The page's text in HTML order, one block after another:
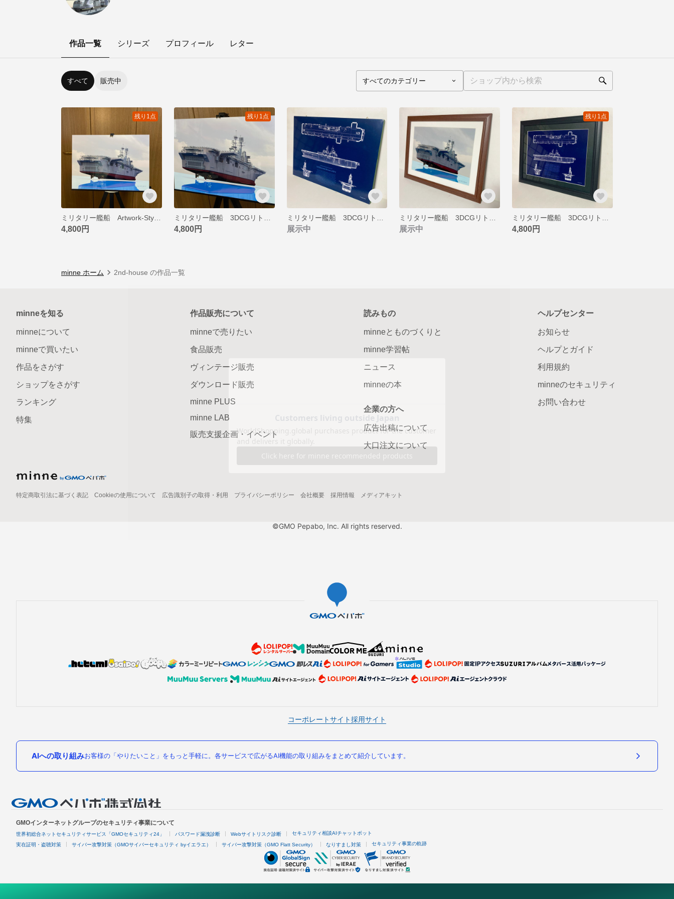
作品一覧 シリーズ プロフィール レター
すべて 販売中
残り1点
4,800円
残り1点
4,800円 展示中 展示中
残り1点
4,800円
minne ホーム 2nd-house の作品一覧
minneを知る
minneについて
minneで買いたい
作品をさがす
ショップをさがす
ランキング
特集
作品販売について
minneで売りたい
食品販売
ヴィンテージ販売
ダウンロード販売
minne PLUS
minne LAB
販売支援企画・イベント
読みもの
minneとものづくりと
minne学習帖
ニュース
minneの本
企業の方へ
広告出稿について
大口注文について
ヘルプセンター
お知らせ
ヘルプとガイド
利用規約
minneのセキュリティ
お問い合わせ
特定商取引法に基づく表記 Cookieの使用について 広告識別子の取得・利用 プライバシーポリシー 会社概要 採用情報 メディアキット
©GMO Pepabo, Inc. All rights reserved.
コーポレートサイト採用サイト
AIへの取り組みお客様の「やりたいこと」をもっと手軽に。各サービスで広がるAI機能の取り組みをまとめて紹介しています。
GMOインターネットグループのセキュリティ事業について
世界初総合ネットセキュリティサービス「GMOセキュリティ24」 パスワード漏洩診断 Webサイトリスク診断 セキュリティ相談AIチャットボット
実在証明・盗聴対策 サイバー攻撃対策（GMOサイバーセキュリティ byイエラエ） サイバー攻撃対策（GMO Flatt Security） なりすまし対策 セキュリティ事業の軌跡